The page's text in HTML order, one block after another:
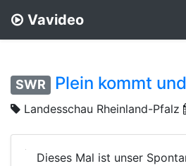
Vavideo
SWR Plein kommt
Landesschau Rheinland-Pfalz
Dieses Mal ist unser